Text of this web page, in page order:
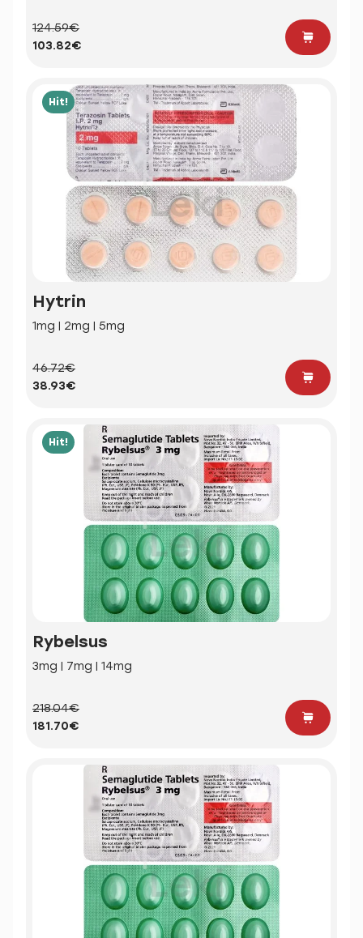
124.59€
103.82€
Hit!
Hytrin
1mg | 2mg | 5mg
46.72€
38.93€
Hit!
Rybelsus
3mg | 7mg | 14mg
218.04€
181.70€